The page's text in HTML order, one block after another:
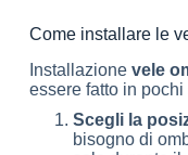
Come installare le
Installazione vele
essere fatto in
Scegli la
bisogno di